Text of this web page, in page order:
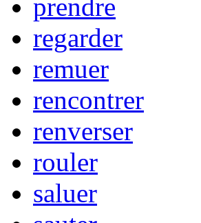
prendre
regarder
remuer
rencontrer
renverser
rouler
saluer